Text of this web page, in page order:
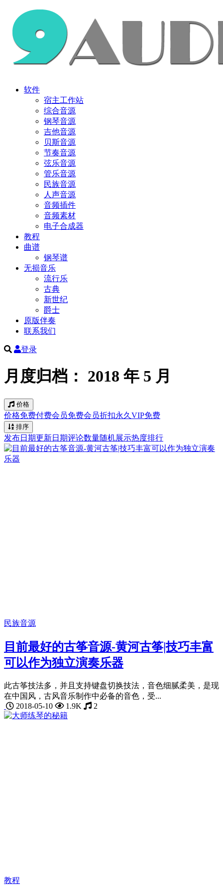
软件
宿主工作站
综合音源
钢琴音源
吉他音源
贝斯音源
节奏音源
弦乐音源
管乐音源
民族音源
人声音源
音频插件
音频素材
电子合成器
教程
曲谱
钢琴谱
无损音乐
流行乐
古典
新世纪
爵士
原版伴奏
联系我们
登录
月度归档： 2018 年 5 月
价格
价格免费付费会员免费会员折扣永久VIP免费
排序
发布日期更新日期评论数量随机展示热度排行
民族音源
目前最好的古筝音源-黄河古筝|技巧丰富
可以作为独立演奏乐器
此古筝技法多，并且支持键盘切换技法，音色细腻柔美，是现
在中国风，古风音乐制作中必备的音色，受...
2018-05-10
1.9K 2
教程